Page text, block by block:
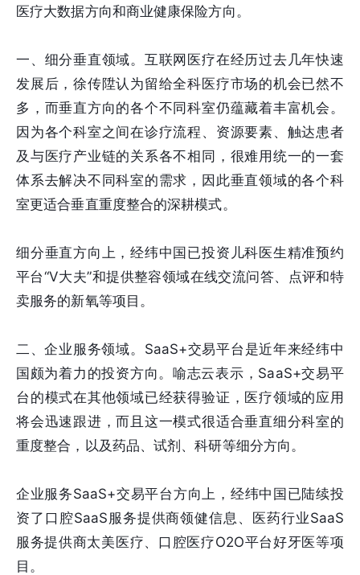
医疗大数据方向和商业健康保险方向。
一、细分垂直领域。互联网医疗在经历过去几年快速
发展后，徐传陞认为留给全科医疗市场的机会已然不
多，而垂直方向的各个不同科室仍蕴藏着丰富机会。
因为各个科室之间在诊疗流程、资源要素、触达患者
及与医疗产业链的关系各不相同，很难用统一的一套
体系去解决不同科室的需求，因此垂直领域的各个科
室更适合垂直重度整合的深耕模式。
细分垂直方向上，经纬中国已投资儿科医生精准预约
平台“V大夫”和提供整容领域在线交流问答、点评和特
卖服务的新氧等项目。
二、企业服务领域。SaaS+交易平台是近年来经纬中
国颇为着力的投资方向。喻志云表示，SaaS+交易平
台的模式在其他领域已经获得验证，医疗领域的应用
将会迅速跟进，而且这一模式很适合垂直细分科室的
重度整合，以及药品、试剂、科研等细分方向。
企业服务SaaS+交易平台方向上，经纬中国已陆续投
资了口腔SaaS服务提供商领健信息、医药行业SaaS
服务提供商太美医疗、口腔医疗O2O平台好牙医等项
目。